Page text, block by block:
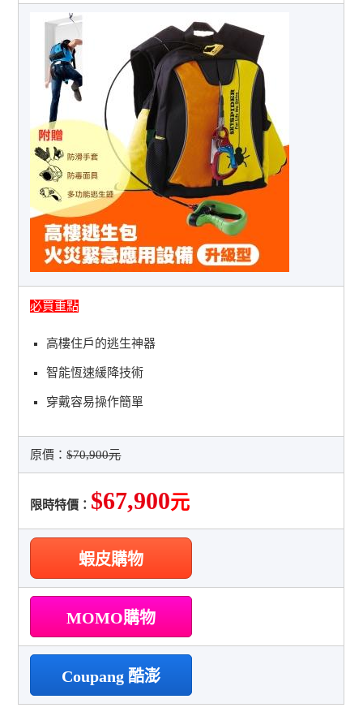
必買重點
高樓住戶的逃生神器
智能恆速緩降技術
穿戴容易操作簡單
原價：$70,900元
限時特價： $67,900元
蝦皮購物
MOMO購物
Coupang 酷澎